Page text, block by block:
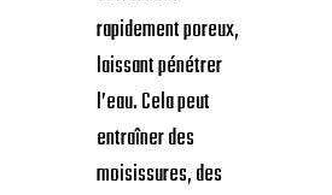
rapidement poreux,
laissant pénétrer
l’eau. Cela peut
entraîner des
moisissures, des